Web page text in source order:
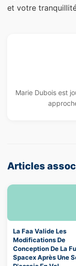
et votre
Marie Dubois est
Articles
La Faa Valide Les
Modifications De
Conception De La
Spacex Après Une